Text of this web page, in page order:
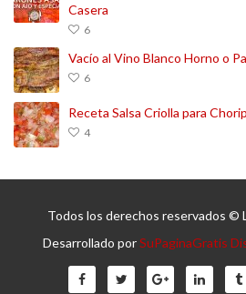
Casera
6
Vacío al Vino Blanco Horno o
6
Receta Salsa Criolla para
4
Todos los derechos reservados ©
Desarrollado porSuPaginaGratis